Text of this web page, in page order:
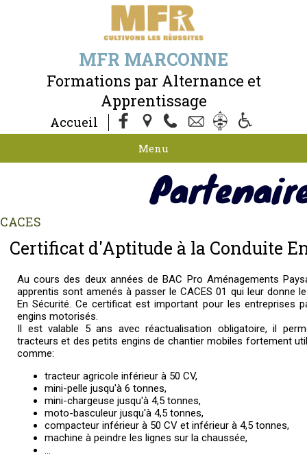
MFR MARCONNE
Formations par Alternance et
Apprentissage
Accueil
Menu
CACES
Certificat d'Aptitude à la Conduite
Au cours des deux années de BAC Pro Aménagements
apprentis sont amenés à passer le CACES 01 qui leur donne
En Sécurité. Ce certificat est important pour les entreprises
engins motorisés.
Il est valable 5 ans avec réactualisation obligatoire, il
tracteurs et des petits engins de chantier mobiles fortement
comme:
tracteur agricole inférieur à 50 CV,
mini-pelle jusqu'à 6 tonnes,
mini-chargeuse jusqu'à 4,5 tonnes,
moto-basculeur jusqu'à 4,5 tonnes,
compacteur inférieur à 50 CV et inférieur à 4,5 tonnes,
machine à peindre les lignes sur la chaussée,
...